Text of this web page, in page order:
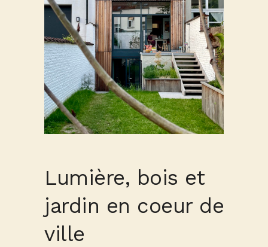
Lumière, bois et
jardin en coeur de
ville